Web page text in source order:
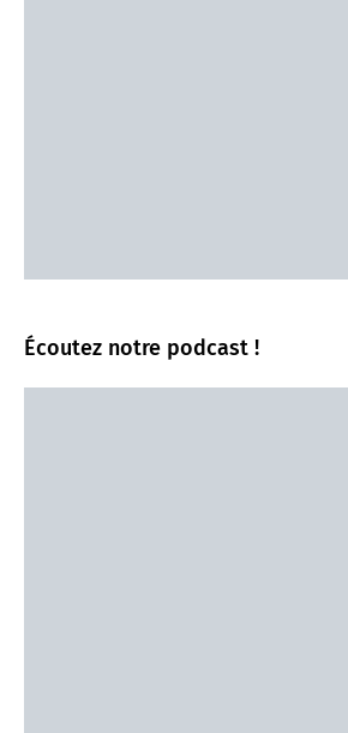
Écoutez notre podcast !